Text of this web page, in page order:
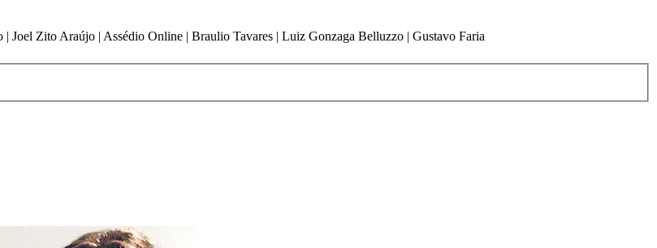
Joel Zito Araújo | Assédio Online | Braulio Tavares | Luiz Gonzaga Belluzzo | Gustavo Faria